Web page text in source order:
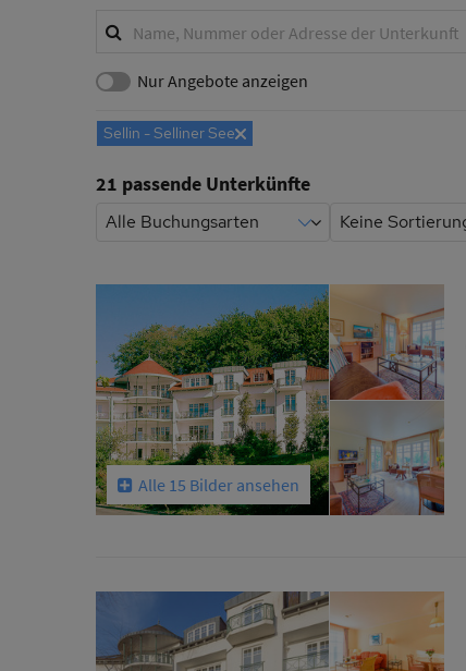
c
h
f
i
l
t
e
Stichwortsuche
Nur Angebote anzeigen
Entferne
Sellin - Selliner See
21 passende Unterkünfte
Alle 15 Bilder ansehen